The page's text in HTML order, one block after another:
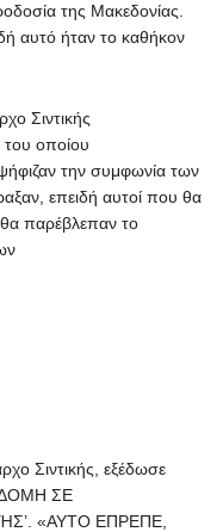
της Μακεδονίας.
αυτό ήταν το καθήκον
Σιντικής
οποίου
την συμφωνία των
επειδή αυτοί που θα
παρέβλεπαν το
Σιντικής, εξέδωσε
ΔΟΜΗ ΣΕ
«ΑΥΤΟ ΕΠΡΕΠΕ,